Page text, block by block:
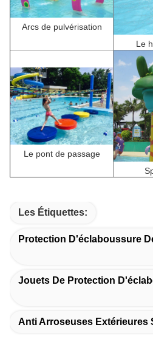
Arcs de pulvérisation
Le
Le pont de passage
Les Étiquettes:
Protection D'éclaboussure
Jouets De Protection
Anti Arroseuses Extérieures